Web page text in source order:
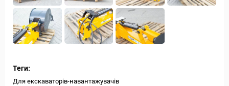
Теги:
Для екскаваторів-навантажувачів